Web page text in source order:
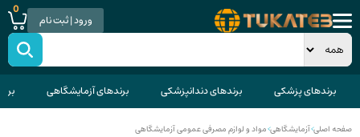
ورود | ثبت نام
0
برندهای پزشکی برندهای دندانپزشکی برندهای آزمایشگاهی
صفحه اصلی>آزمایشگاهی>مواد و لوازم مصرفی عمومی آزمایشگاهی